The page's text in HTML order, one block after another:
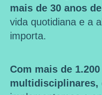
mais de 30 anos
vida quotidiana e a
importa.
Com mais de
multidisciplinares,